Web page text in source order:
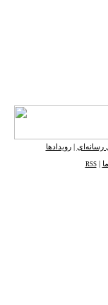
رسانه‌ای |رویدادها
|
RSS